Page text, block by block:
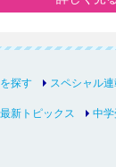
探す スペシャル
最新トピックス 中